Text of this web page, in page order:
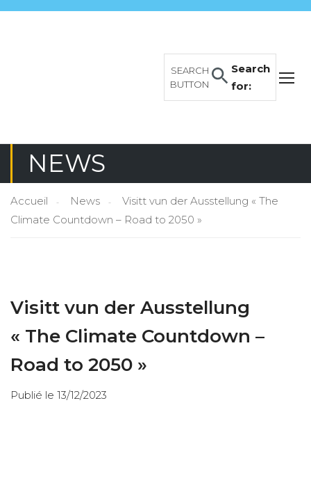
Search
for:
SEARCH
BUTTON
NEWS
Accueil News
Visitt vun der Ausstellung « The
Climate Countdown – Road to 2050 »
Visitt vun der Ausstellung
« The Climate Countdown –
Road to 2050 »
Publié le 13/12/2023